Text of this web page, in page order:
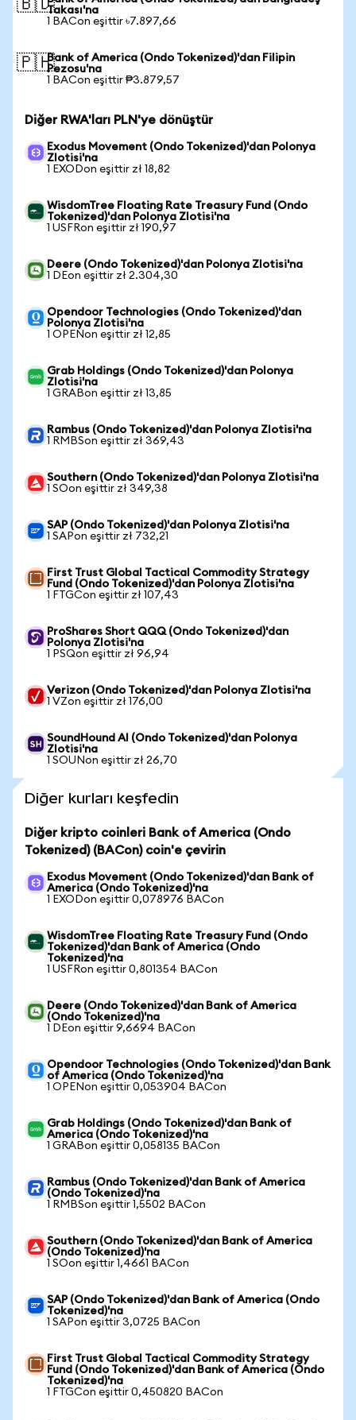
🇧🇩Takası'na
1 BACon eşittir ৳7.897,66
🇵🇭Bank of America (Ondo Tokenized)'dan Filipin
Pezosu'na
1 BACon eşittir ₱3.879,57
Diğer RWA'ları PLN'ye dönüştür
Exodus Movement (Ondo Tokenized)'dan Polonya
Zlotisi'na
1 EXODon eşittir zł 18,82
WisdomTree Floating Rate Treasury Fund (Ondo
Tokenized)'dan Polonya Zlotisi'na
1 USFRon eşittir zł 190,97
Deere (Ondo Tokenized)'dan Polonya Zlotisi'na
1 DEon eşittir zł 2.304,30
Opendoor Technologies (Ondo Tokenized)'dan
Polonya Zlotisi'na
1 OPENon eşittir zł 12,85
Grab Holdings (Ondo Tokenized)'dan Polonya
Zlotisi'na
1 GRABon eşittir zł 13,85
Rambus (Ondo Tokenized)'dan Polonya Zlotisi'na
1 RMBSon eşittir zł 369,43
Southern (Ondo Tokenized)'dan Polonya Zlotisi'na
1 SOon eşittir zł 349,38
SAP (Ondo Tokenized)'dan Polonya Zlotisi'na
1 SAPon eşittir zł 732,21
First Trust Global Tactical Commodity Strategy
Fund (Ondo Tokenized)'dan Polonya Zlotisi'na
1 FTGCon eşittir zł 107,43
ProShares Short QQQ (Ondo Tokenized)'dan
Polonya Zlotisi'na
1 PSQon eşittir zł 96,94
Verizon (Ondo Tokenized)'dan Polonya Zlotisi'na
1 VZon eşittir zł 176,00
SoundHound AI (Ondo Tokenized)'dan Polonya
Zlotisi'na
1 SOUNon eşittir zł 26,70
Diğer kurları keşfedin
Diğer kripto coinleri Bank of America (Ondo
Tokenized) (BACon) coin'e çevirin
Exodus Movement (Ondo Tokenized)'dan Bank of
America (Ondo Tokenized)'na
1 EXODon eşittir 0,078976 BACon
WisdomTree Floating Rate Treasury Fund (Ondo
Tokenized)'dan Bank of America (Ondo
Tokenized)'na
1 USFRon eşittir 0,801354 BACon
Deere (Ondo Tokenized)'dan Bank of America
(Ondo Tokenized)'na
1 DEon eşittir 9,6694 BACon
Opendoor Technologies (Ondo Tokenized)'dan Bank
of America (Ondo Tokenized)'na
1 OPENon eşittir 0,053904 BACon
Grab Holdings (Ondo Tokenized)'dan Bank of
America (Ondo Tokenized)'na
1 GRABon eşittir 0,058135 BACon
Rambus (Ondo Tokenized)'dan Bank of America
(Ondo Tokenized)'na
1 RMBSon eşittir 1,5502 BACon
Southern (Ondo Tokenized)'dan Bank of America
(Ondo Tokenized)'na
1 SOon eşittir 1,4661 BACon
SAP (Ondo Tokenized)'dan Bank of America (Ondo
Tokenized)'na
1 SAPon eşittir 3,0725 BACon
First Trust Global Tactical Commodity Strategy
Fund (Ondo Tokenized)'dan Bank of America (Ondo
Tokenized)'na
1 FTGCon eşittir 0,450820 BACon